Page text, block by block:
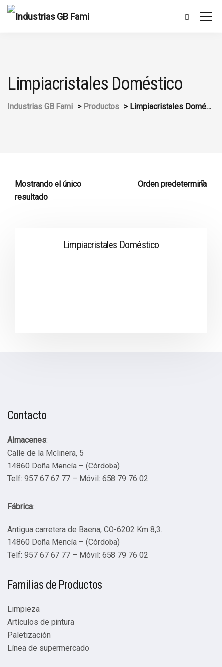
Limpiacristales Doméstico
Industrias GB Fami > Productos > Limpiacristales Doméstico
Mostrando el único
resultado
Limpiacristales Doméstico
Contacto
Almacenes:
Calle de la Molinera, 5
14860 Doña Mencía – (Córdoba)
Telf: 957 67 67 77 – Móvil: 658 79 76 02
Fábrica:
Antigua carretera de Baena, CO-6202 Km 8,3.
14860 Doña Mencía – (Córdoba)
Telf: 957 67 67 77 – Móvil: 658 79 76 02
Familias de Productos
Limpieza
Artículos de pintura
Paletización
Línea de supermercado